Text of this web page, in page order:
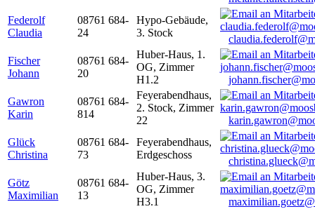
Federolf
Claudia
08761 684-
24
Hypo-Gebäude,
3. Stock
Fischer
Johann
08761 684-
20
Huber-Haus, 1.
OG, Zimmer
H1.2
Gawron
Karin
08761 684-
814
Feyerabendhaus,
2. Stock, Zimmer
22
Glück
Christina
08761 684-
73
Feyerabendhaus,
Erdgeschoss
Götz
Maximilian
08761 684-
13
Huber-Haus, 3.
OG, Zimmer
H3.1